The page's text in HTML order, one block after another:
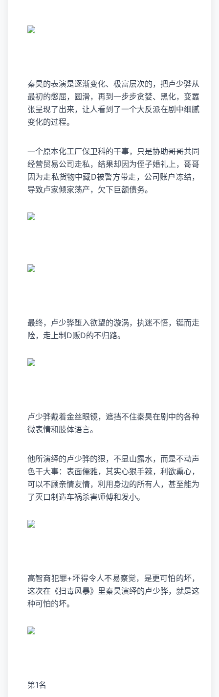
秦昊的表演是逐渐变化、极富层次的，把卢少骅从
最初的憋屈，圆滑，再到一步步贪婪、黑化，变嚣
张呈现了出来，让人看到了一个大反派在剧中细腻
变化的过程。
一个原本化工厂保卫科的干事，只是协助哥哥共同
经营贸易公司走私，结果却因为侄子婚礼上，哥哥
因为走私货物中藏D被警方带走，公司账户冻结，
导致卢家倾家荡产，欠下巨额债务。
最终，卢少骅堕入欲望的漩涡，执迷不悟，铤而走
险，走上制D贩D的不归路。
卢少骅戴着金丝眼镜，遮挡不住秦昊在剧中的各种
微表情和肢体语言。
他所演绎的卢少骅的狠，不显山露水，而是不动声
色干大事：表面儒雅，其实心狠手辣，利欲熏心，
可以不顾亲情友情，利用身边的所有人，甚至能为
了灭口制造车祸杀害师傅和发小。
高智商犯罪+坏得令人不易察觉，是更可怕的坏，
这次在《扫毒风暴》里秦昊演绎的卢少骅，就是这
种可怕的坏。
第1名